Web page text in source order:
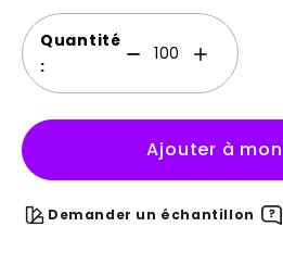
Quantité
:
Ajouter à
Demander un échantillon